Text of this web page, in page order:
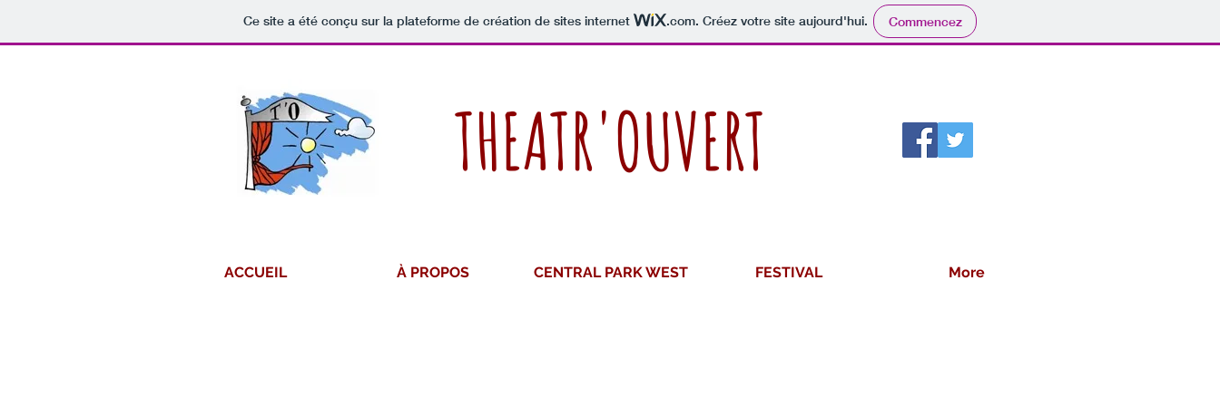
Ce site a été conçu sur la plateforme de création de sites internet .com. Créez votre site aujourd'hui. Commencez
THEATR'OUVERT
ACCUEIL À PROPOS CENTRAL PARK WEST FESTIVAL More